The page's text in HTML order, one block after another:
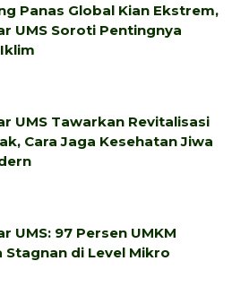
Panas Global Kian Ekstrem,
UMS Soroti Pentingnya
UMS Tawarkan Revitalisasi
Cara Jaga Kesehatan Jiwa
UMS: 97 Persen UMKM
Stagnan di Level Mikro